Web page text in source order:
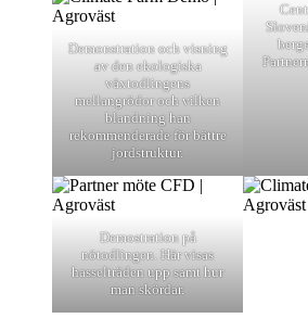
Demonstration och visning
av den ekologiska
växtodlingens
mellangrödor och vilken
blandning han
rekommenderade för bättre
jordstruktur.
Demostration på
nötodlingen. Här visas
hasselträden upp samt hur
man skördar.